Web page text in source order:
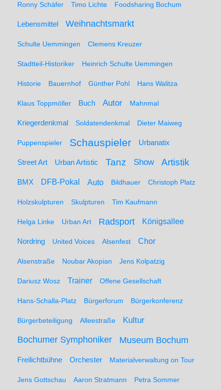
Ronny Schäfer Timo Lichte Foodsharing Bochum
Lebensmittel Weihnachtsmarkt
Schulte Uemmingen Clemens Kreuzer
Stadtteil-Historiker Heinrich Schulte Uemmingen
Historie Bauernhof Günther Pohl Hans Walitza
Klaus Toppmöller Buch Autor Mahnmal
Kriegerdenkmal Soldatendenkmal Dieter Maiweg
Puppenspieler Schauspieler Urbanatix
Street Art Urban Artistic Tanz Show Artistik
BMX DFB-Pokal Auto Bildhauer Christoph Platz
Holzskulpturen Skulpturen Tim Kaufmann
Helga Linke Urban Art Radsport Königsallee
Nordring United Voices Alsenfest Chor
Alsenstraße Noubar Akopian Jens Kolpatzig
Dariusz Wosz Trainer Offene Gesellschaft
Hans-Schalla-Platz Bürgerforum Bürgerkonferenz
Bürgerbeteiligung Alleestraße Kultur
Bochumer Symphoniker Museum Bochum
Freilichtbühne Orchester Materialverwaltung on Tour
Jens Gottschau Aaron Stratmann Petra Sommer